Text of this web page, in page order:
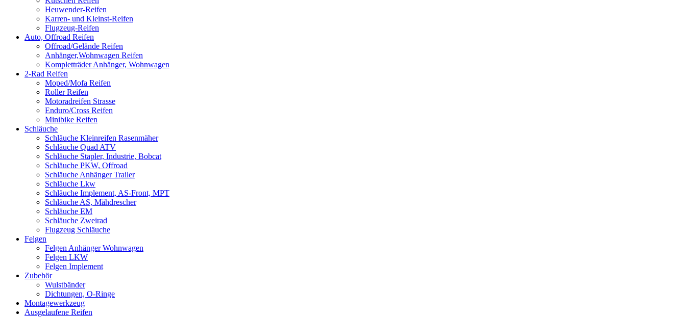
Heuwender-Reifen
Karren- und Kleinst-Reifen
Flugzeug-Reifen
Auto, Offroad Reifen
Offroad/Gelände Reifen
Anhänger,Wohnwagen Reifen
Kompletträder Anhänger, Wohnwagen
2-Rad Reifen
Moped/Mofa Reifen
Roller Reifen
Motoradreifen Strasse
Enduro/Cross Reifen
Minibike Reifen
Schläuche
Schläuche Kleinreifen Rasenmäher
Schläuche Quad ATV
Schläuche Stapler, Industrie, Bobcat
Schläuche PKW, Offroad
Schläuche Anhänger Trailer
Schläuche Lkw
Schläuche Implement, AS-Front, MPT
Schläuche AS, Mähdrescher
Schläuche EM
Schläuche Zweirad
Flugzeug Schläuche
Felgen
Felgen Anhänger Wohnwagen
Felgen LKW
Felgen Implement
Zubehör
Wulstbänder
Dichtungen, O-Ringe
Montagewerkzeug
Ausgelaufene Reifen